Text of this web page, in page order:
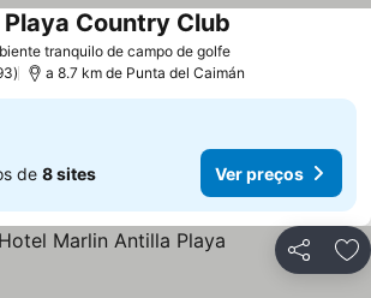
tranquilo de campo de golfe
Country Club
a 8.7 km de Punta del Caimán
de 8 sites Ver preços
Partilhar